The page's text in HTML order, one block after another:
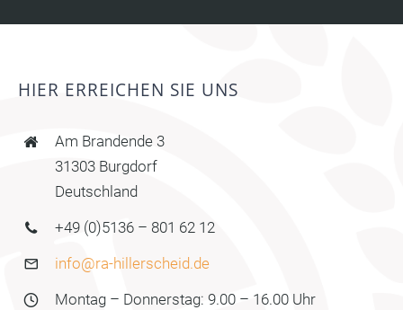
HIER ERREICHEN SIE UNS
Am Brandende 3
31303 Burgdorf
Deutschland
+49 (0)5136 – 801 62 12
info@ra-hillerscheid.de
Montag – Donnerstag: 9.00 – 16.00 Uhr